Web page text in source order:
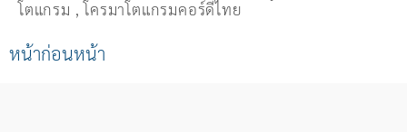
โตแกรม ,โครมาโตแกรมคอร์ดี้ไทย
หน้าก่อนหน้า